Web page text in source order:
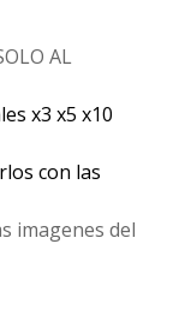
AL
x3 x5 x10
con las
imagenes del